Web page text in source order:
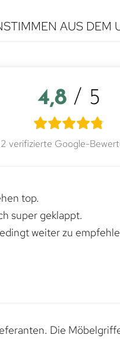
AUS DEM
4,8 / 5
verifizierte Google-
top.
super geklappt.
weiter zu
Die